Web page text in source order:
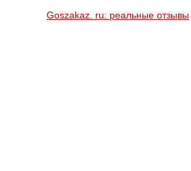
Goszakaz. ru: реальные отзывы